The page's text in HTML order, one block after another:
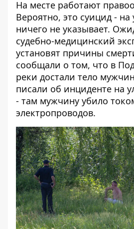
На месте работают
Вероятно, это суицид - на
ничего не указывает.
судебно-медицинский
установят причины
сообщали о том, что в
реки достали тело
писали об инциденте на
- там мужчину убило
электропроводов.